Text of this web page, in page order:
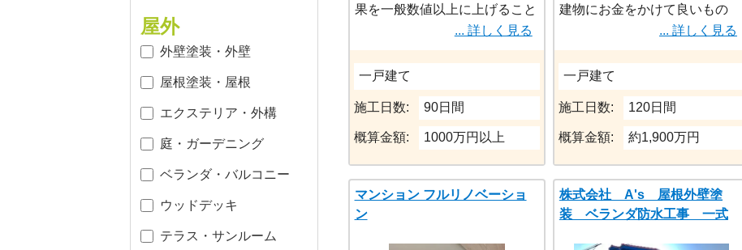
屋外
外壁塗装・外壁
屋根塗装・屋根
エクステリア・外構
庭・ガーデニング
ベランダ・バルコニー
ウッドデッキ
テラス・サンルーム
果を一般数値以上に上げること
が出来ました。お客様のご要望
の無垢材の床に合うクロスや建
具をご提案し、採用していただ
きました。
... 詳しく見る
一戸建て
施工日数: 90日間
概算金額: 1000万円以上
建物にお金をかけて良いもの
か？」「本当に生涯住めるよう
にリフォーム出来るのか？」と
思ってらっしゃったようです。
しかし現場調査の結果、躯体の
状態は良くしっかり内部外部を
含め、爆裂補修を行えば「まだ
まだ長く使える住宅である」と
しっかりとご説明をさせていた
だきました。
お施主様の細かなご要望や想い
... 詳しく見る
一戸建て
施工日数: 120日間
概算金額: 約1,900万円
マンション フルリノベーショ
ン
株式会社 A's 屋根外壁塗
装 ベランダ防水工事 一式